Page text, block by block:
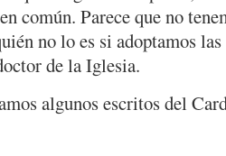
común. Parece que no
no lo es si adoptamos
de la Iglesia.
algunos escritos del